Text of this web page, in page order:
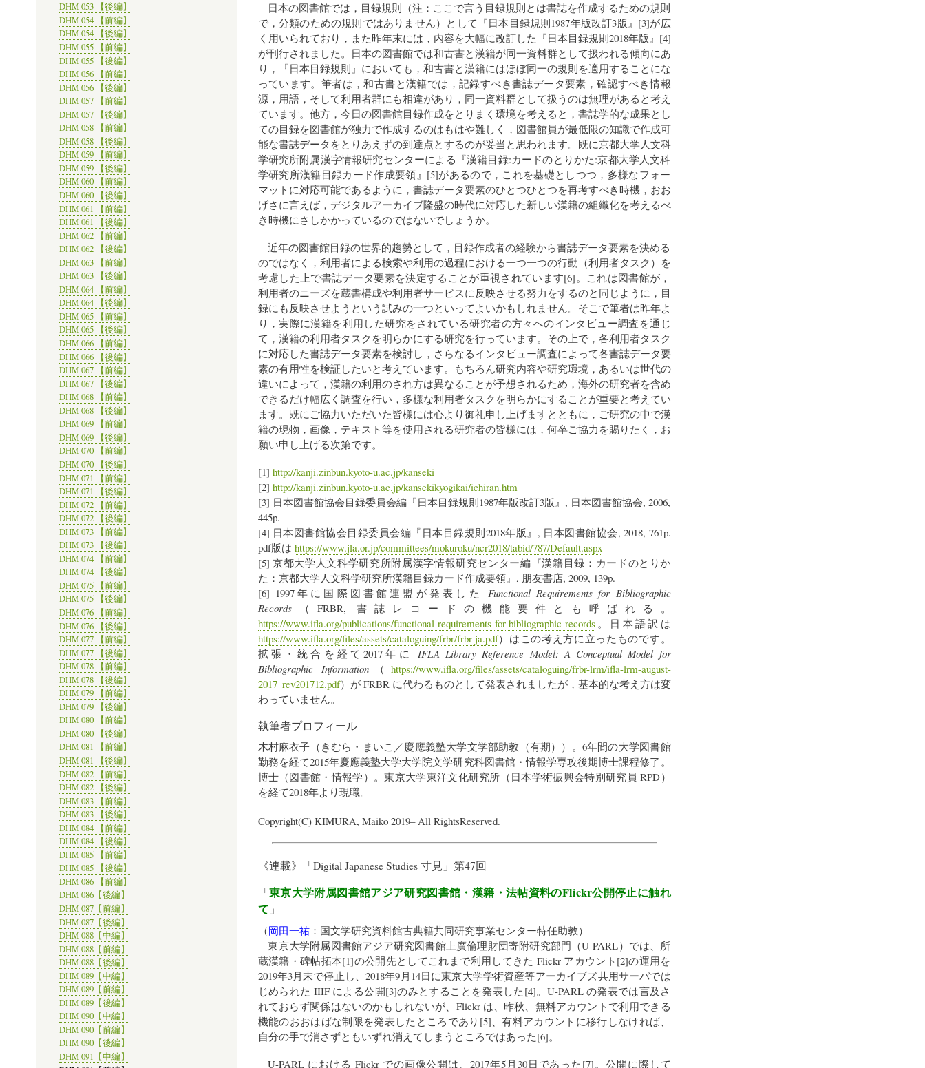
日本の図書館では，目録規則（注：ここで言う目録規則とは書誌を作成するための規則
で，分類のための規則ではありません）として『日本目録規則1987年版改訂3版』[3]が広
く用いられており，また昨年末には，内容を大幅に改訂した『日本目録規則2018年版』[4]
が刊行されました。日本の図書館では和古書と漢籍が同一資料群として扱われる傾向にあ
り，『日本目録規則』においても，和古書と漢籍にはほぼ同一の規則を適用することにな
っています。筆者は，和古書と漢籍では，記録すべき書誌データ要素，確認すべき情報
源，用語，そして利用者群にも相違があり，同一資料群として扱うのは無理があると考え
ています。他方，今日の図書館目録作成をとりまく環境を考えると，書誌学的な成果とし
ての目録を図書館が独力で作成するのはもはや難しく，図書館員が最低限の知識で作成可
能な書誌データをとりあえずの到達点とするのが妥当と思われます。既に京都大学人文科
学研究所附属漢字情報研究センターによる『漢籍目録:カードのとりかた:京都大学人文科
学研究所漢籍目録カード作成要領』[5]があるので，これを基礎としつつ，多様なフォー
マットに対応可能であるように，書誌データ要素のひとつひとつを再考すべき時機，おお
げさに言えば，デジタルアーカイブ隆盛の時代に対応した新しい漢籍の組織化を考えるべ
き時機にさしかかっているのではないでしょうか。
近年の図書館目録の世界的趨勢として，目録作成者の経験から書誌データ要素を決める
のではなく，利用者による検索や利用の過程における一つ一つの行動（利用者タスク）を
考慮した上で書誌データ要素を決定することが重視されています[6]。これは図書館が，
利用者のニーズを蔵書構成や利用者サービスに反映させる努力をするのと同じように，目
録にも反映させようという試みの一つといってよいかもしれません。そこで筆者は昨年よ
り，実際に漢籍を利用した研究をされている研究者の方々へのインタビュー調査を通じ
て，漢籍の利用者タスクを明らかにする研究を行っています。その上で，各利用者タスク
に対応した書誌データ要素を検討し，さらなるインタビュー調査によって各書誌データ要
素の有用性を検証したいと考えています。もちろん研究内容や研究環境，あるいは世代の
違いによって，漢籍の利用のされ方は異なることが予想されるため，海外の研究者を含め
できるだけ幅広く調査を行い，多様な利用者タスクを明らかにすることが重要と考えてい
ます。既にご協力いただいた皆様には心より御礼申し上げますとともに，ご研究の中で漢
籍の現物，画像，テキスト等を使用される研究者の皆様には，何卒ご協力を賜りたく，お
願い申し上げる次第です。
[1] http://kanji.zinbun.kyoto-u.ac.jp/kanseki
[2] http://kanji.zinbun.kyoto-u.ac.jp/kansekikyogikai/ichiran.htm
[3] 日本図書館協会目録委員会編『日本目録規則1987年版改訂3版』, 日本図書館協会, 2006,
445p.
[4] 日本図書館協会目録委員会編『日本目録規則2018年版』, 日本図書館協会, 2018, 761p.
pdf版は https://www.jla.or.jp/committees/mokuroku/ncr2018/tabid/787/Default.aspx
[5] 京都大学人文科学研究所附属漢字情報研究センター編『漢籍目録：カードのとりか
た：京都大学人文科学研究所漢籍目録カード作成要領』, 朋友書店, 2009, 139p.
[6] 1997年に国際図書館連盟が発表した Functional Requirements for Bibliographic
Records（FRBR, 書誌レコードの機能要件とも呼ばれる。
https://www.ifla.org/publications/functional-requirements-for-bibliographic-records。日本語訳は
https://www.ifla.org/files/assets/cataloguing/frbr/frbr-ja.pdf）はこの考え方に立ったものです。
拡張・統合を経て2017年にIFLA Library Reference Model: A Conceptual Model for
Bibliographic Information（ https://www.ifla.org/files/assets/cataloguing/frbr-lrm/ifla-lrm-august-
2017_rev201712.pdf）が FRBR に代わるものとして発表されましたが，基本的な考え方は変
わっていません。
執筆者プロフィール
木村麻衣子（きむら・まいこ／慶應義塾大学文学部助教（有期））。6年間の大学図書館
勤務を経て2015年慶應義塾大学大学院文学研究科図書館・情報学専攻後期博士課程修了。
博士（図書館・情報学）。東京大学東洋文化研究所（日本学術振興会特別研究員 RPD）
を経て2018年より現職。
Copyright(C) KIMURA, Maiko 2019– All RightsReserved.
《連載》「Digital Japanese Studies 寸見 」第47回
「東京大学附属図書館アジア研究図書館・漢籍・法帖資料のFlickr公開停止に触れ
て 」
（岡田一祐： 国文学研究資料館古典籍共同研究事業センター特任助教）
東京大学附属図書館アジア研究図書館上廣倫理財団寄附研究部門（U-PARL）では、所
蔵漢籍・碑帖拓本[1]の公開先としてこれまで利用してきた Flickr アカウント[2]の運用を
2019年3月末で停止し、2018年9月14日に東京大学学術資産等アーカイブズ共用サーバでは
じめられた IIIF による公開[3]のみとすることを発表した[4]。U-PARL の発表では言及さ
れておらず関係はないのかもしれないが、Flickr は、昨秋、無料アカウントで利用できる
機能のおおはばな制限を発表したところであり[5]、有料アカウントに移行しなければ、
自分の手で消さずともいずれ消えてしまうところではあった[6]。
U-PARL における Flickr での画像公開は、2017年5月30日であった[7]。公開に際して
DHM 053 【後編】
DHM 054 【前編】
DHM 054 【後編】
DHM 055 【前編】
DHM 055 【後編】
DHM 056 【前編】
DHM 056 【後編】
DHM 057 【前編】
DHM 057 【後編】
DHM 058 【前編】
DHM 058 【後編】
DHM 059 【前編】
DHM 059 【後編】
DHM 060 【前編】
DHM 060 【後編】
DHM 061 【前編】
DHM 061 【後編】
DHM 062 【前編】
DHM 062 【後編】
DHM 063 【前編】
DHM 063 【後編】
DHM 064 【前編】
DHM 064 【後編】
DHM 065 【前編】
DHM 065 【後編】
DHM 066 【前編】
DHM 066 【後編】
DHM 067 【前編】
DHM 067 【後編】
DHM 068 【前編】
DHM 068 【後編】
DHM 069 【前編】
DHM 069 【後編】
DHM 070 【前編】
DHM 070 【後編】
DHM 071 【前編】
DHM 071 【後編】
DHM 072 【前編】
DHM 072 【後編】
DHM 073 【前編】
DHM 073 【後編】
DHM 074 【前編】
DHM 074 【後編】
DHM 075 【前編】
DHM 075 【後編】
DHM 076 【前編】
DHM 076 【後編】
DHM 077 【前編】
DHM 077 【後編】
DHM 078 【前編】
DHM 078 【後編】
DHM 079 【前編】
DHM 079 【後編】
DHM 080 【前編】
DHM 080 【後編】
DHM 081 【前編】
DHM 081 【後編】
DHM 082 【前編】
DHM 082 【後編】
DHM 083 【前編】
DHM 083 【後編】
DHM 084 【前編】
DHM 084 【後編】
DHM 085 【前編】
DHM 085 【後編】
DHM 086 【前編】
DHM 086【後編】
DHM 087【前編】
DHM 087【後編】
DHM 088【中編】
DHM 088【前編】
DHM 088【後編】
DHM 089【中編】
DHM 089【前編】
DHM 089【後編】
DHM 090【中編】
DHM 090【前編】
DHM 090【後編】
DHM 091【中編】